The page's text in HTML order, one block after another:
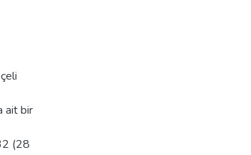
ait bir
(28